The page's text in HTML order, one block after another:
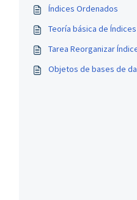
Índices Ordenados
Teoría básica de Índices
Tarea Reorganizar
Objetos de bases de